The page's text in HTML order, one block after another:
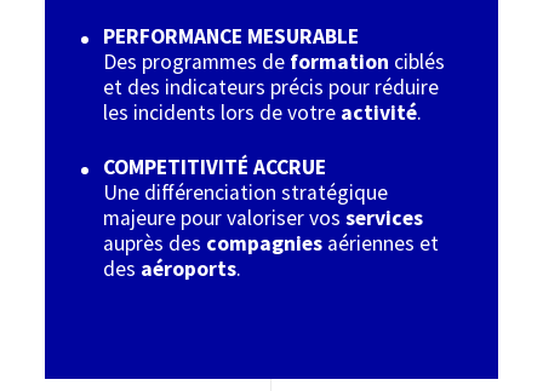
PERFORMANCE MESURABLE
Des programmes de formation ciblés
et des indicateurs précis pour réduire
les incidents lors de votre activité.
COMPETITIVITÉ ACCRUE
Une différenciation stratégique
majeure pour valoriser vosservices
auprès des compagnies aériennes et
des aéroports.